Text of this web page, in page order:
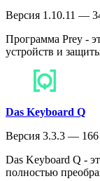
Версия 1.10.11 —
Программа Prey -
устройств и
Das Keyboard Q
Версия 3.3.3 —
Das Keyboard Q -
полностью